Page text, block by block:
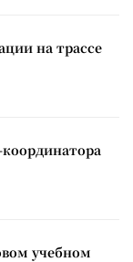
на трассе
учебном